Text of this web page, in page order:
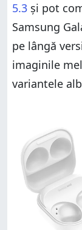
5.3 și pot
Samsung
pe lângă
imaginile
variantele